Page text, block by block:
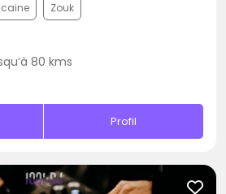
Zouk
80 kms
Profil